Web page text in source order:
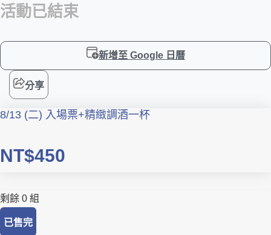
活動已結束
新增至 Google 日曆
分享
8/13 (二) 入場票+精緻調酒一杯
NT$450
剩餘 0 組
已售完